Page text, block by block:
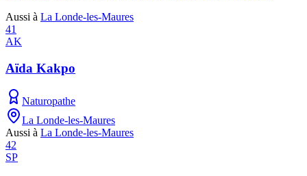
Aussi à La Londe-les-Maures
41
AK
Aïda Kakpo
Naturopathe
La Londe-les-Maures
Aussi à La Londe-les-Maures
42
SP